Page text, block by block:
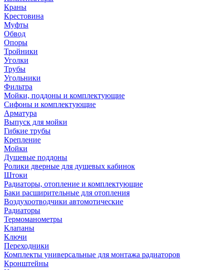
Краны
Крестовина
Муфты
Обвод
Опоры
Тройники
Уголки
Трубы
Угольники
Фильтра
Мойки, поддоны и комплектующие
Сифоны и комплектующие
Арматура
Выпуск для мойки
Гибкие трубы
Крепление
Мойки
Душевые поддоны
Ролики дверные для душевых кабинок
Штоки
Радиаторы, отопление и комплектующие
Баки расширительные для отопления
Воздухоотводчики автомотические
Радиаторы
Термоманометры
Клапаны
Ключи
Переходники
Комплекты универсальные для монтажа радиаторов
Кронштейны